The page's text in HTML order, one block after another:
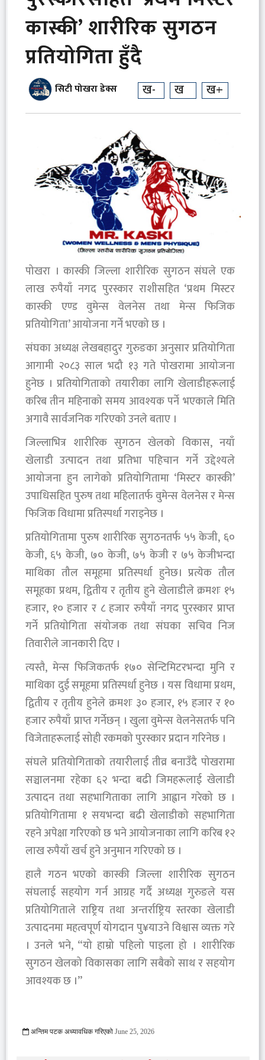
कास्की’ शारीरिक सुगठन
प्रतियोगिता हुँदै
सिटी पोखरा डेक्स ख- ख ख+
पोखरा । कास्की जिल्ला शारीरिक सुगठन संघले एक
लाख रुपैयाँ नगद पुरस्कार राशीसहित ‘प्रथम मिस्टर
कास्की एण्ड वुमेन्स वेलनेस तथा मेन्स फिजिक
प्रतियोगिता’ आयोजना गर्ने भएको छ ।
संघका अध्यक्ष लेखबहादुर गुरुङका अनुसार प्रतियोगिता
आगामी २०८३ साल भदौ १३ गते पोखरामा आयोजना
हुनेछ । प्रतियोगिताको तयारीका लागि खेलाडीहरूलाई
करिब तीन महिनाको समय आवश्यक पर्ने भएकाले मिति
अगावै सार्वजनिक गरिएको उनले बताए ।
जिल्लाभित्र शारीरिक सुगठन खेलको विकास, नयाँ
खेलाडी उत्पादन तथा प्रतिभा पहिचान गर्ने उद्देश्यले
आयोजना हुन लागेको प्रतियोगितामा ‘मिस्टर कास्की’
उपाधिसहित पुरुष तथा महिलातर्फ वुमेन्स वेलनेस र मेन्स
फिजिक विधामा प्रतिस्पर्धा गराइनेछ ।
प्रतियोगितामा पुरुष शारीरिक सुगठनतर्फ ५५ केजी, ६०
केजी, ६५ केजी, ७० केजी, ७५ केजी र ७५ केजीभन्दा
माथिका तौल समूहमा प्रतिस्पर्धा हुनेछ। प्रत्येक तौल
समूहका प्रथम, द्वितीय र तृतीय हुने खेलाडीले क्रमशः १५
हजार, १० हजार र ८ हजार रुपैयाँ नगद पुरस्कार प्राप्त
गर्ने प्रतियोगिता संयोजक तथा संघका सचिव निज
तिवारीले जानकारी दिए ।
त्यस्तै, मेन्स फिजिकतर्फ १७० सेन्टिमिटरभन्दा मुनि र
माथिका दुई समूहमा प्रतिस्पर्धा हुनेछ । यस विधामा प्रथम,
द्वितीय र तृतीय हुनेले क्रमशः ३० हजार, १५ हजार र १०
हजार रुपैयाँ प्राप्त गर्नेछन् । खुला वुमेन्स वेलनेसतर्फ पनि
विजेताहरूलाई सोही रकमको पुरस्कार प्रदान गरिनेछ ।
संघले प्रतियोगिताको तयारीलाई तीव्र बनाउँदै पोखरामा
सञ्चालनमा रहेका ६२ भन्दा बढी जिमहरूलाई खेलाडी
उत्पादन तथा सहभागिताका लागि आह्वान गरेको छ ।
प्रतियोगितामा १ सयभन्दा बढी खेलाडीको सहभागिता
रहने अपेक्षा गरिएको छ भने आयोजनाका लागि करिब १२
लाख रुपैयाँ खर्च हुने अनुमान गरिएको छ ।
हालै गठन भएको कास्की जिल्ला शारीरिक सुगठन
संघलाई सहयोग गर्न आग्रह गर्दै अध्यक्ष गुरुङले यस
प्रतियोगिताले राष्ट्रिय तथा अन्तर्राष्ट्रिय स्तरका खेलाडी
उत्पादनमा महत्वपूर्ण योगदान पु¥याउने विश्वास व्यक्त गरे
। उनले भने, “यो हाम्रो पहिलो पाइला हो । शारीरिक
सुगठन खेलको विकासका लागि सबैको साथ र सहयोग
आवश्यक छ ।”
अन्तिम पटक अध्यावधिक गरिएको June 25, 2026